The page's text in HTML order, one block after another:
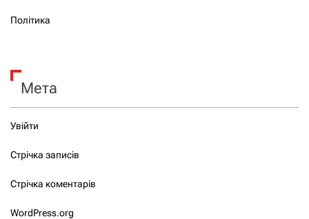
Політика
Мета
Увійти
Стрічка записів
Стрічка коментарів
WordPress.org